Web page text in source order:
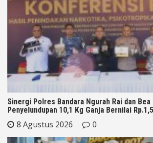
Sinergi Polres Bandara Ngurah Rai dan Bea
Penyelundupan 10,1 Kg Ganja Bernilai
8 Agustus 2026 0